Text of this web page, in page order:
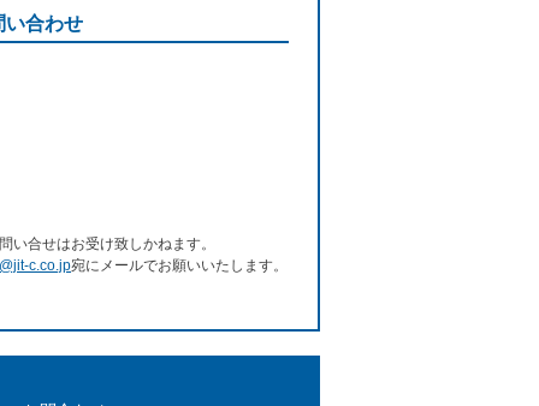
い合わせ
い合せはお受け致しかねます。
c.co.jp宛にメールでお願いいたします。